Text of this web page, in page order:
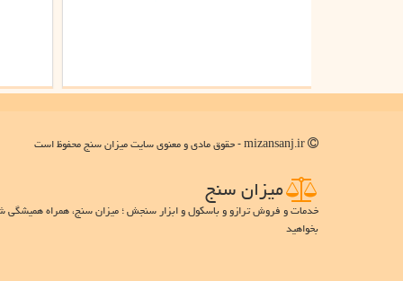
میزان سنج
خدمات و فروش ترازو و باسکول و ابزار سنجش ؛ میزان سنج، همراه همیشگی
بخواهید